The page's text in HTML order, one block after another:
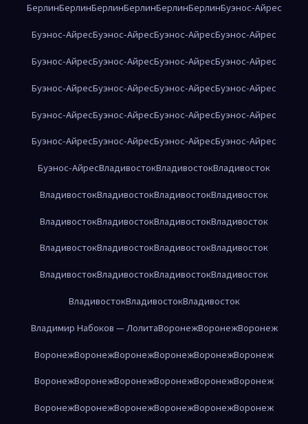
БерлинБерлинБерлинБерлинБерлинБерлинБуэнос-Айрес
Буэнос-АйресБуэнос-АйресБуэнос-АйресБуэнос-Айрес
Буэнос-АйресБуэнос-АйресБуэнос-АйресБуэнос-Айрес
Буэнос-АйресБуэнос-АйресБуэнос-АйресБуэнос-Айрес
Буэнос-АйресБуэнос-АйресБуэнос-АйресБуэнос-Айрес
Буэнос-АйресБуэнос-АйресБуэнос-АйресБуэнос-Айрес
Буэнос-АйресВладивостокВладивостокВладивосток
ВладивостокВладивостокВладивостокВладивосток
ВладивостокВладивостокВладивостокВладивосток
ВладивостокВладивостокВладивостокВладивосток
ВладивостокВладивостокВладивостокВладивосток
ВладивостокВладивостокВладивосток
Владимир Набоков — ЛолитаВоронежВоронежВоронеж
ВоронежВоронежВоронежВоронежВоронежВоронеж
ВоронежВоронежВоронежВоронежВоронежВоронеж
ВоронежВоронежВоронежВоронежВоронежВоронеж